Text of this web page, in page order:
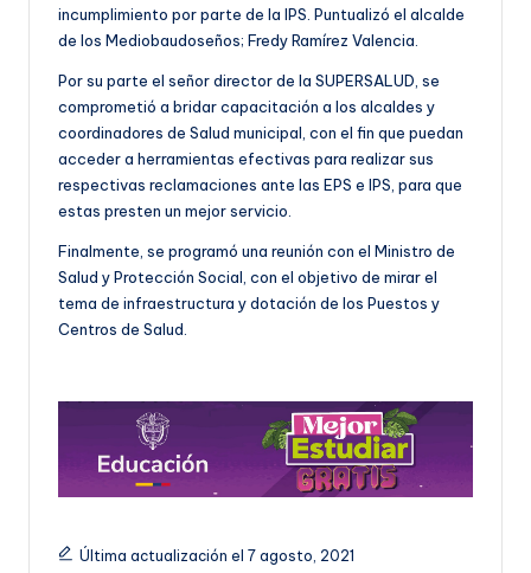
incumplimiento por parte de la IPS. Puntualizó el alcalde
de los Mediobaudoseños; Fredy Ramírez Valencia.
Por su parte el señor director de la SUPERSALUD, se
comprometió a bridar capacitación a los alcaldes y
coordinadores de Salud municipal, con el fin que puedan
acceder a herramientas efectivas para realizar sus
respectivas reclamaciones ante las EPS e IPS, para que
estas presten un mejor servicio.
Finalmente, se programó una reunión con el Ministro de
Salud y Protección Social, con el objetivo de mirar el
tema de infraestructura y dotación de los Puestos y
Centros de Salud.
Última actualización el 7 agosto, 2021